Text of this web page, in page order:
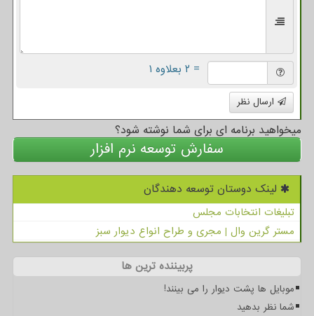
= ۲ بعلاوه ۱
ارسال نظر
میخواهید برنامه ای برای شما نوشته شود؟
سفارش توسعه نرم افزار
لینک دوستان توسعه دهندگان
تبلیغات انتخابات مجلس
مستر گرین وال | مجری و طراح انواع دیوار سبز
پربیننده ترین ها
موبایل ها پشت دیوار را می بینند!
شما نظر بدهید